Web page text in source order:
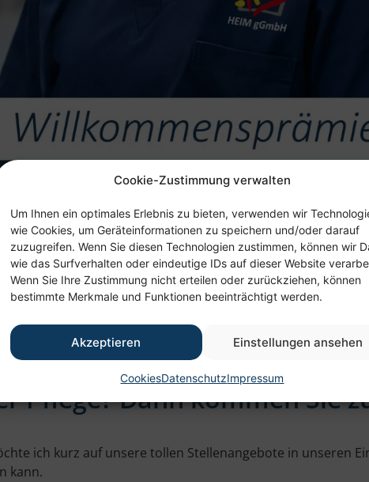
Cookie-Zustimmung verwalten
Um Ihnen ein optimales Erlebnis zu bieten, verwenden wir
wie Cookies, um Geräteinformationen zu speichern und/oder darauf
zuzugreifen. Wenn Sie diesen Technologien zustimmen, können wir
wie das Surfverhalten oder eindeutige IDs auf dieser Website
Wenn Sie Ihre Zustimmung nicht erteilen oder zurückziehen, können
bestimmte Merkmale und Funktionen beeinträchtigt werden.
Akzeptieren Einstellungen ansehen
CookiesDatenschutzImpressum
Pflege? Dann kommen Sie
ich kurz auf unsere tollen Stellenangebote in unseren
kann.